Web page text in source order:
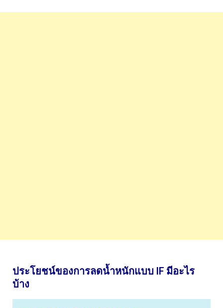
ประโยชน์ของการลดน้ำหนักแบบ IF มีอะไร
บ้าง